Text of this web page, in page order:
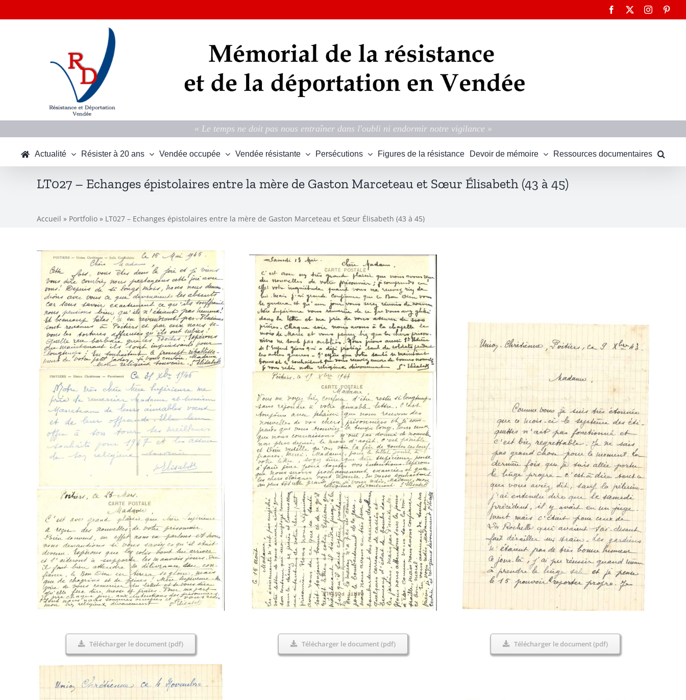
au
Facebook Instagram
« Le temps ne doit pas nous entraîner dans l'oubli ni endormir notre vigilance »
Actualité Résister à 20 ans Vendée occupée Vendée résistante Persécutions Figures de la résistance Devoir de mémoire Ressources documentaires
LT027 – Echanges épistolaires entre la mère de Gaston Marceteau et Sœur Élisabeth (43 à 45)
Accueil » Portfolio » LT027 – Echanges épistolaires entre la mère de Gaston Marceteau et Sœur Élisabeth (43 à 45)
Télécharger le document (pdf) Télécharger le document (pdf) Télécharger le document (pdf)